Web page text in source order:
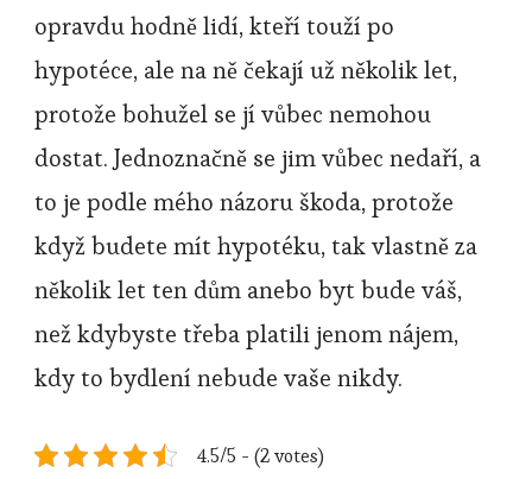
opravdu hodně lidí, kteří touží po
hypotéce, ale na ně čekají už několik let,
protože bohužel se jí vůbec nemohou
dostat. Jednoznačně se jim vůbec nedaří, a
to je podle mého názoru škoda, protože
když budete mít hypotéku, tak vlastně za
několik let ten dům anebo byt bude váš,
než kdybyste třeba platili jenom nájem,
kdy to bydlení nebude vaše nikdy.
4.5/5 - (2 votes)